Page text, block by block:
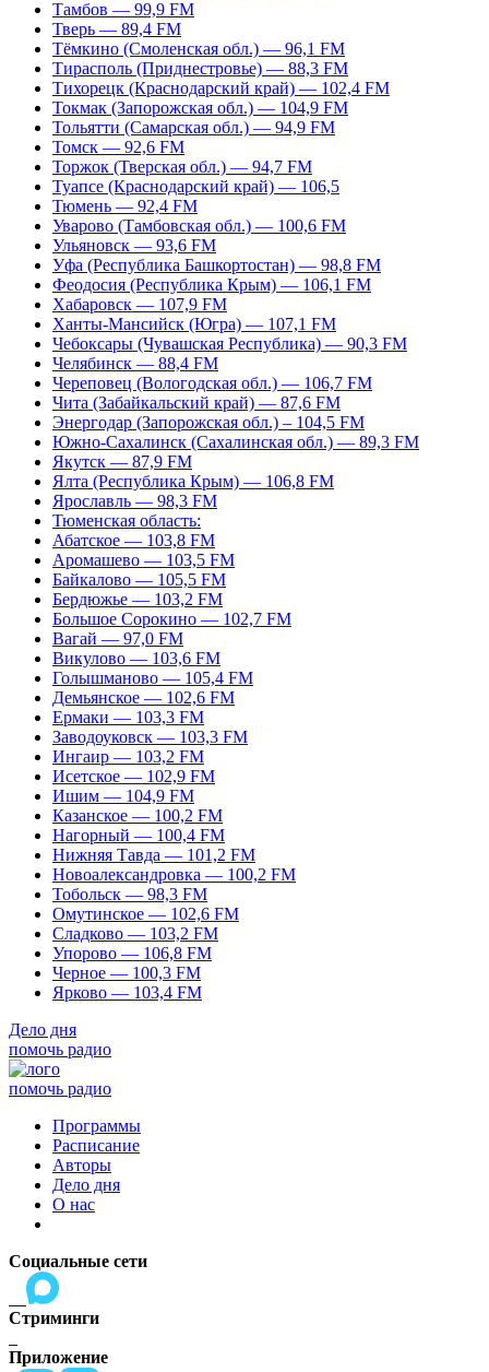
Тамбов — 99,9 FM
Тверь — 89,4 FM
Тёмкино (Смоленская обл.) — 96,1 FM
Тирасполь (Приднестровье) — 88,3 FM
Тихорецк (Краснодарский край) — 102,4 FM
Токмак (Запорожская обл.) — 104,9 FM
Тольятти (Самарская обл.) — 94,9 FM
Томск — 92,6 FM
Торжок (Тверская обл.) — 94,7 FM
Туапсе (Краснодарский край) — 106,5
Тюмень — 92,4 FM
Уварово (Тамбовская обл.) — 100,6 FM
Ульяновск — 93,6 FM
Уфа (Республика Башкортостан) — 98,8 FM
Феодосия (Республика Крым) — 106,1 FM
Хабаровск — 107,9 FM
Ханты-Мансийск (Югра) — 107,1 FM
Чебоксары (Чувашская Республика) — 90,3 FM
Челябинск — 88,4 FM
Череповец (Вологодская обл.) — 106,7 FM
Чита (Забайкальский край) — 87,6 FM
Энергодар (Запорожская обл.) – 104,5 FM
Южно-Сахалинск (Сахалинская обл.) — 89,3 FM
Якутск — 87,9 FM
Ялта (Республика Крым) — 106,8 FM
Ярославль — 98,3 FM
Тюменская область:
Абатское — 103,8 FM
Аромашево — 103,5 FM
Байкалово — 105,5 FM
Бердюжье — 103,2 FM
Большое Сорокино — 102,7 FM
Вагай — 97,0 FM
Викулово — 103,6 FM
Голышманово — 105,4 FM
Демьянское — 102,6 FM
Ермаки — 103,3 FM
Заводоуковск — 103,3 FM
Ингаир — 103,2 FM
Исетское — 102,9 FM
Ишим — 104,9 FM
Казанское — 100,2 FM
Нагорный — 100,4 FM
Нижняя Тавда — 101,2 FM
Новоалександровка — 100,2 FM
Тобольск — 98,3 FM
Омутинское — 102,6 FM
Сладково — 103,2 FM
Упорово — 106,8 FM
Черное — 100,3 FM
Ярково — 103,4 FM
Дело дня
помочь радио
помочь радио
Программы
Расписание
Авторы
Дело дня
О нас
Социальные сети
Стриминги
Приложение